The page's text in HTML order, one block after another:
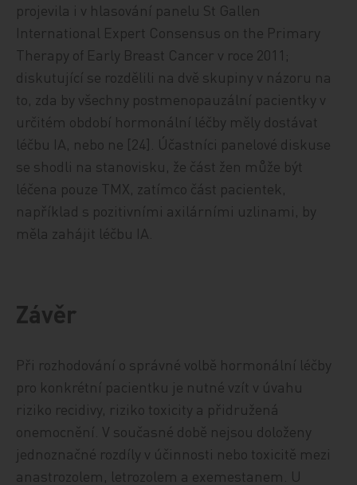
projevila i v hlasování panelu St Gallen
International Expert Consensus on the Primary
Therapy of Early Breast Cancer v roce 2011;
diskutující se rozdělili na dvě skupiny v názoru na
to, zda by všechny postmenopauzální pacientky v
určitém období hormonální léčby měly dostávat
léčbu IA, nebo ne [24]. Účastníci panelové diskuse
se shodli na stanovisku, že část žen může být
léčena pouze TMX, zatímco část pacientek,
například s pozitivními axilárními uzlinami, by
měla zahájit léčbu IA.
Závěr
Při rozhodování o správné volbě hormonální léčby
pro konkrétní pacientku je nutné vzít v úvahu
riziko recidivy, riziko toxicity a přidružená
onemocnění. V současné době nejsou doloženy
jednoznačné rozdíly v účinnosti nebo toxicitě mezi
anastrozolem, letrozolem a exemestanem. U